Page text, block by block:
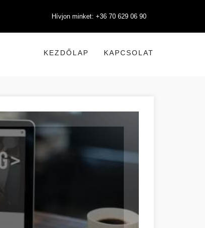
Hívjon minket: +36 70 629 06 90
KEZDŐLAP KAPCSOLAT